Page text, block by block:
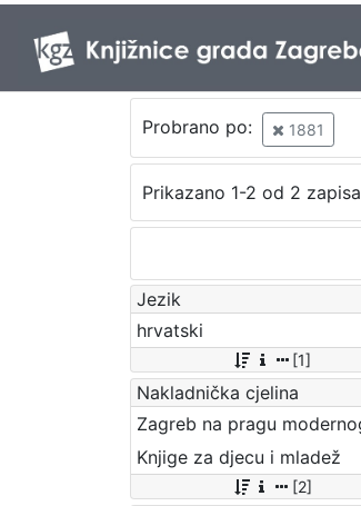
Probrano po: 1881
Prikazano 1-2 od 2 zapisa
Jezik
hrvatski
[1]
Nakladnička cjelina
Knjige za djecu i mladež
[2]